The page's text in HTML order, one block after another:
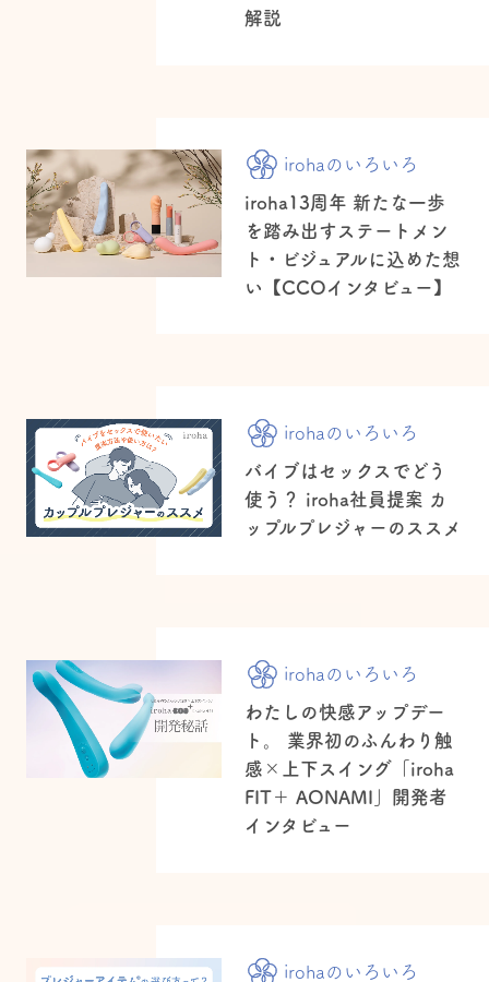
解説
irohaのいろいろ
iroha13周年 新たな一歩
を踏み出すステートメン
ト・ビジュアルに込めた想
い【CCOインタビュー】
irohaのいろいろ
バイブはセックスでどう
使う？ iroha社員提案 カ
ップルプレジャーのススメ
irohaのいろいろ
わたしの快感アップデー
ト。 業界初のふんわり触
感×上下スイング「iroha
FIT＋ AONAMI」開発者
インタビュー
irohaのいろいろ